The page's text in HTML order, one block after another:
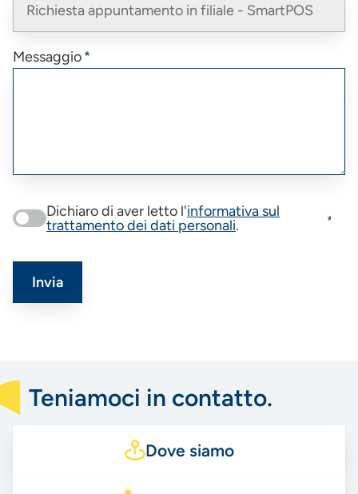
Messaggio
Dichiaro di aver letto l'informativa sul
trattamento dei dati personali.
Teniamoci in contatto.
Dove siamo